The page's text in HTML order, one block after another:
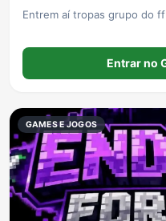
Entrem aí tropas grupo do ff
Entrar no
GAMES E JOGOS